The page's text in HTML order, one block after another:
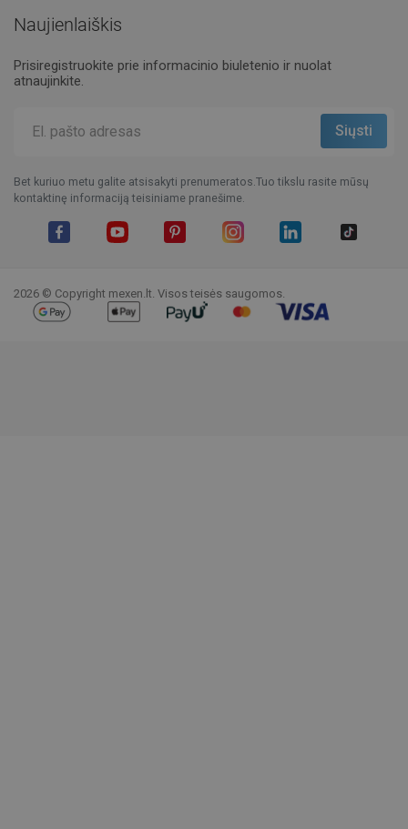
Naujienlaiškis
Prisiregistruokite prie informacinio biuletenio ir nuolat
atnaujinkite.
Bet kuriuo metu galite atsisakyti prenumeratos.Tuo tikslu rasite mūsų
kontaktinę informaciją teisiniame pranešime.
2026 © Copyright mexen.lt. Visos teisės saugomos.